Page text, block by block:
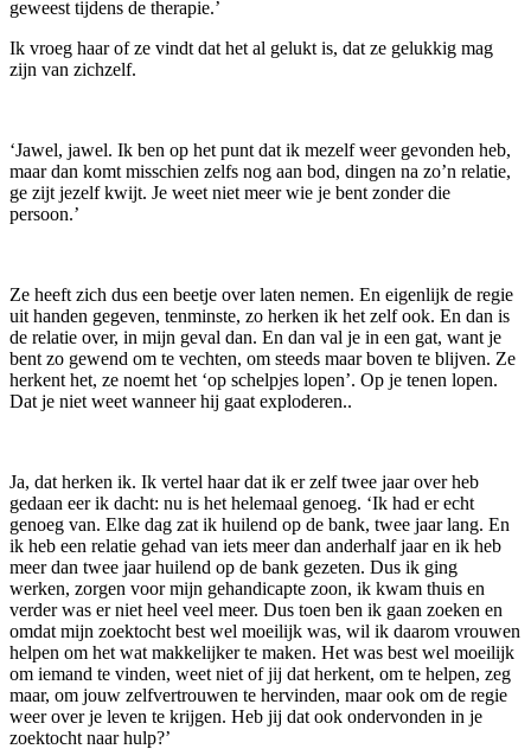
geweest tijdens de therapie.’
Ik vroeg haar of ze vindt dat het al gelukt is, dat ze gelukkig mag
zijn van zichzelf.
‘Jawel, jawel. Ik ben op het punt dat ik mezelf weer gevonden heb,
maar dan komt misschien zelfs nog aan bod, dingen na zo’n relatie,
ge zijt jezelf kwijt. Je weet niet meer wie je bent zonder die
persoon.’
Ze heeft zich dus een beetje over laten nemen. En eigenlijk de regie
uit handen gegeven, tenminste, zo herken ik het zelf ook. En dan is
de relatie over, in mijn geval dan. En dan val je in een gat, want je
bent zo gewend om te vechten, om steeds maar boven te blijven. Ze
herkent het, ze noemt het ‘op schelpjes lopen’. Op je tenen lopen.
Dat je niet weet wanneer hij gaat exploderen..
Ja, dat herken ik. Ik vertel haar dat ik er zelf twee jaar over heb
gedaan eer ik dacht: nu is het helemaal genoeg. ‘Ik had er echt
genoeg van. Elke dag zat ik huilend op de bank, twee jaar lang. En
ik heb een relatie gehad van iets meer dan anderhalf jaar en ik heb
meer dan twee jaar huilend op de bank gezeten. Dus ik ging
werken, zorgen voor mijn gehandicapte zoon, ik kwam thuis en
verder was er niet heel veel meer. Dus toen ben ik gaan zoeken en
omdat mijn zoektocht best wel moeilijk was, wil ik daarom vrouwen
helpen om het wat makkelijker te maken. Het was best wel moeilijk
om iemand te vinden, weet niet of jij dat herkent, om te helpen, zeg
maar, om jouw zelfvertrouwen te hervinden, maar ook om de regie
weer over je leven te krijgen. Heb jij dat ook ondervonden in je
zoektocht naar hulp?’